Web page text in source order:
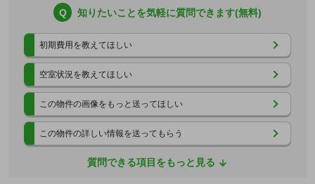
Q 知りたいことを気軽に質問できます(無料)
初期費用を教えてほしい
空室状況を教えてほしい
この物件の画像をもっと送ってほしい
この物件の詳しい情報を送ってもらう
質問できる項目をもっと見る